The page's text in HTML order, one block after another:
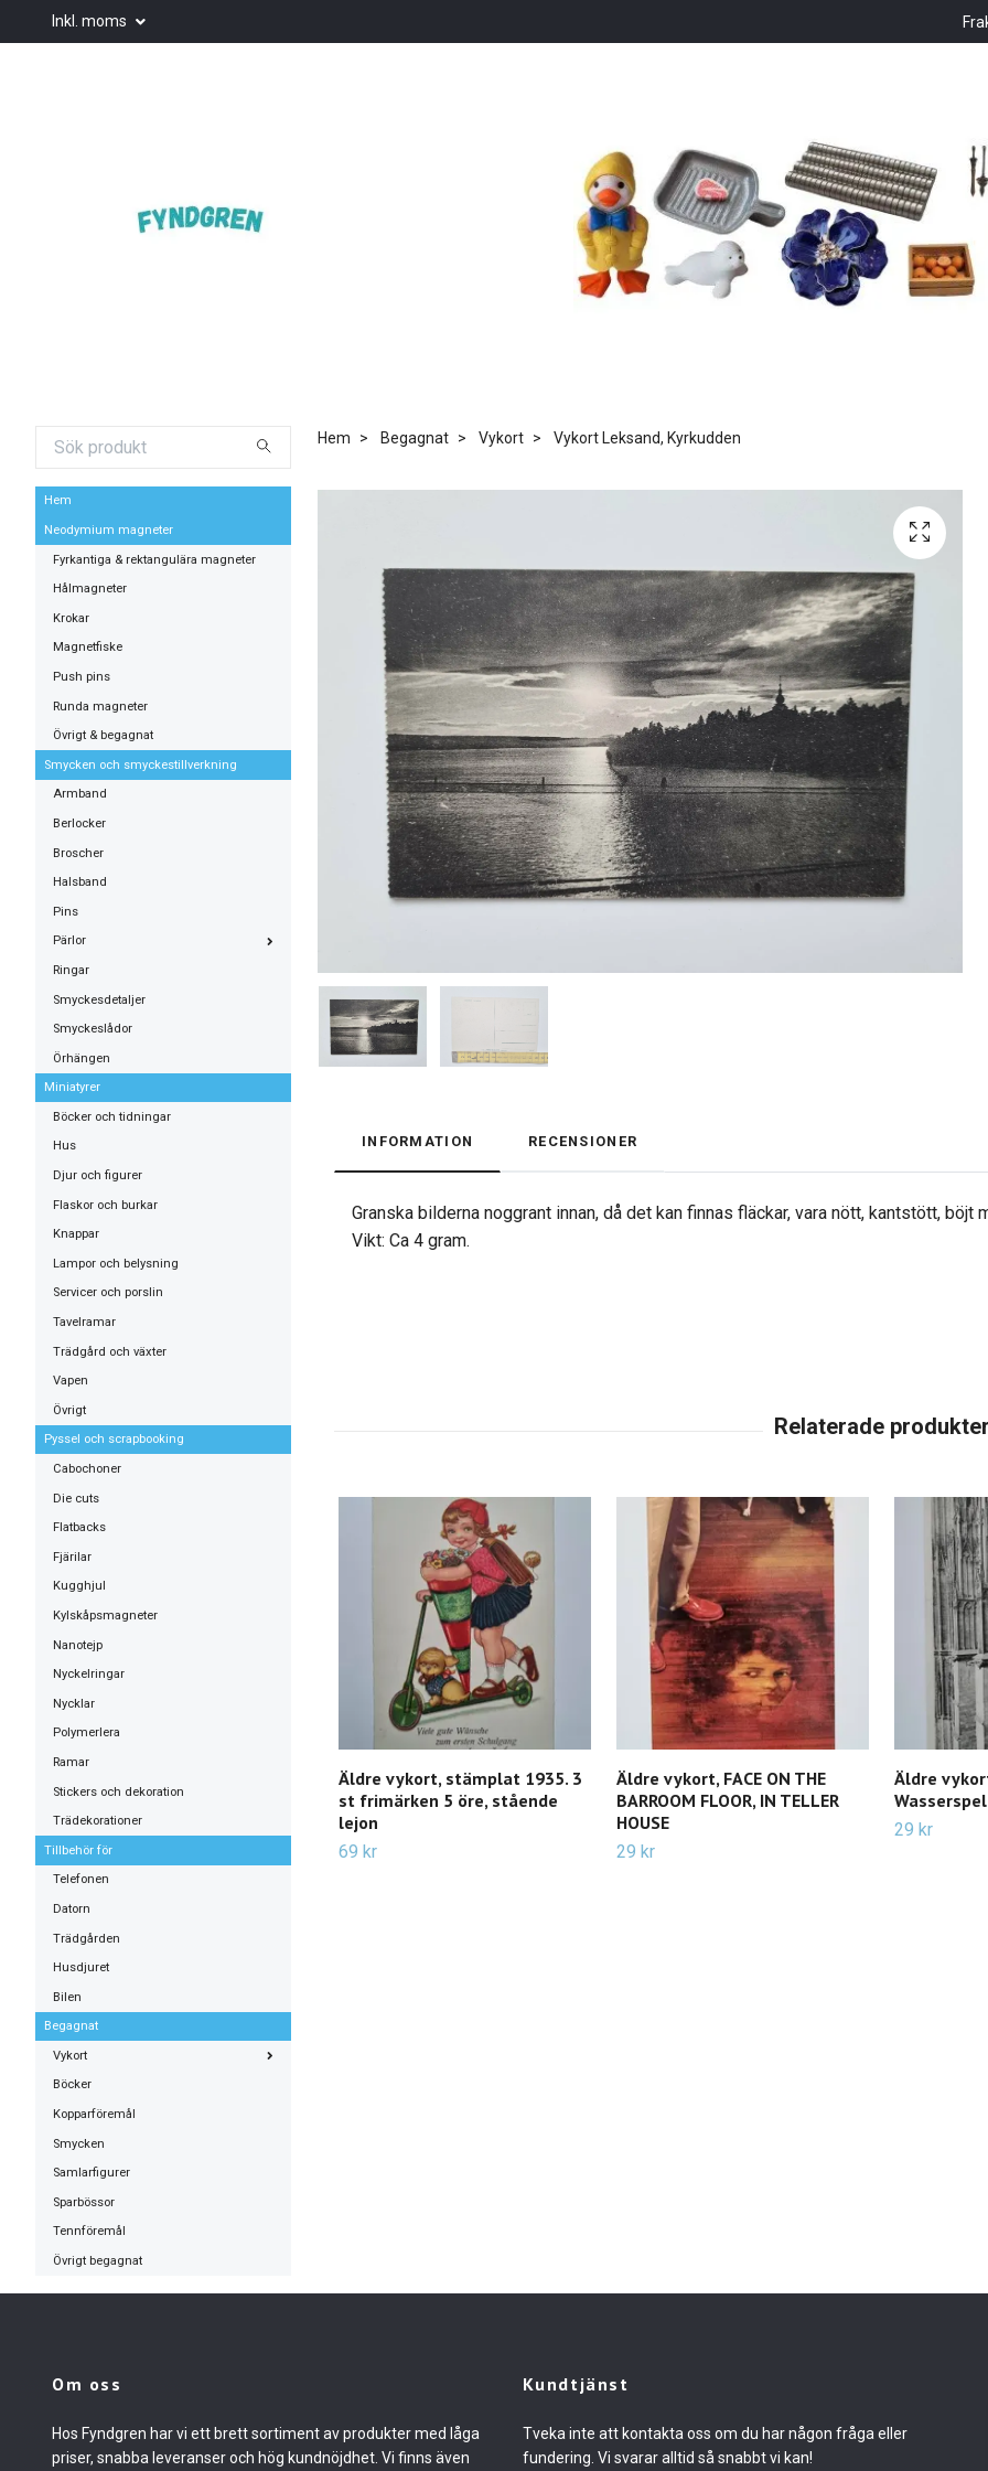
Inkl. moms
Hem
Neodymium magneter
Fyrkantiga & rektangulära magneter
Hålmagneter
Krokar
Magnetfiske
Push pins
Runda magneter
Övrigt & begagnat
Smycken och smyckestillverkning
Armband
Berlocker
Broscher
Halsband
Pins
Pärlor
Ringar
Smyckesdetaljer
Smyckeslådor
Örhängen
Miniatyrer
Böcker och tidningar
Hus
Djur och figurer
Flaskor och burkar
Knappar
Lampor och belysning
Servicer och porslin
Tavelramar
Trädgård och växter
Vapen
Övrigt
Pyssel och scrapbooking
Cabochoner
Die cuts
Flatbacks
Fjärilar
Kugghjul
Kylskåpsmagneter
Nanotejp
Nyckelringar
Nycklar
Polymerlera
Ramar
Stickers och dekoration
Trädekorationer
Tillbehör för
Telefonen
Datorn
Trädgården
Husdjuret
Bilen
Begagnat
Vykort
Böcker
Kopparföremål
Smycken
Samlarfigurer
Sparbössor
Tennföremål
Övrigt begagnat
Hem Begagnat Vykort Vykort Leksand, Kyrkudden
INFORMATION RECENSIONER
Granska bilderna noggrant innan, då det kan finnas fläckar, vara nött, kantstött, böjt
Vikt: Ca 4 gram.
Äldre vykort, stämplat 1935. 3
st frimärken 5 öre, stående
lejon
69 kr
Äldre vykort, FACE ON THE
BARROOM FLOOR, IN TELLER
HOUSE
29 kr
Äldre
29 kr
Om oss
Hos Fyndgren har vi ett brett sortiment av produkter med låga
priser, snabba leveranser och hög kundnöjdhet. Vi finns även
Kundtjänst
Tveka inte att kontakta oss om du har någon fråga eller
fundering. Vi svarar alltid så snabbt vi kan!